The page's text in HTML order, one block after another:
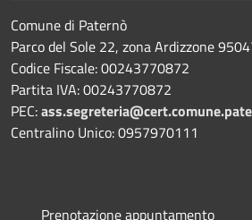
Comune di Paternò
Parco del Sole 22, zona Ardizzone
Codice Fiscale: 00243770872
Partita IVA: 00243770872
PEC:
Centralino Unico: 0957970111
Prenotazione appuntamento